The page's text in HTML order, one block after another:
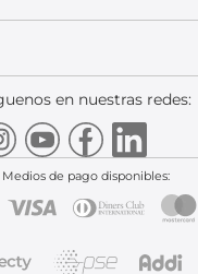
en nuestras redes:
Medios de pago disponibles: